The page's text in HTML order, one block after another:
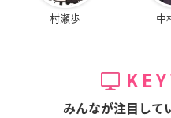
村瀬歩 中
みんなが注目して